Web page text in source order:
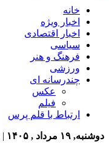
خانه
اخبار ویژه
اخبار اقتصادی
سیاسی
فرهنگ و هنر
ورزشی
چندرسانه ای
عکس
فیلم
ارتباط با قلم پرس
دوشنبه, ۱۹ مرداد , ۱۴۰۵ |